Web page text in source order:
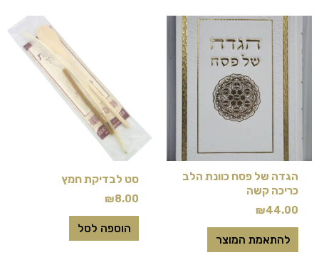
הגדה של פסח כוונת הלב
כריכה קשה
₪44.00
להתאמת המוצר
סט לבדיקת חמץ
₪8.00
הוספה לסל